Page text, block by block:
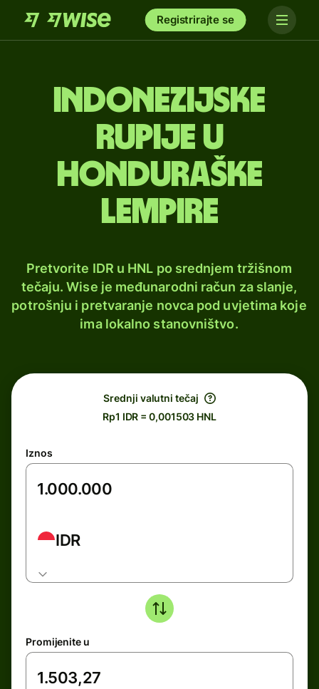
Registrirajte se
Indonezijske
rupije u
honduraške
lempire
Pretvorite IDR u HNL po srednjem tržišnom
tečaju. Wise je međunarodni račun za slanje,
potrošnju i pretvaranje novca pod uvjetima koje
ima lokalno stanovništvo.
Srednji valutni tečaj
Rp1 IDR = 0,001503 HNL
Iznos
IDR
Promijenite u